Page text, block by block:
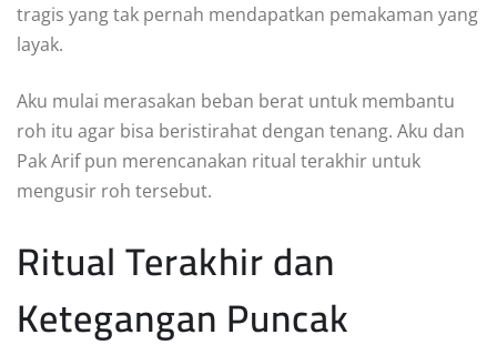
tragis yang tak pernah mendapatkan pemakaman yang
layak.
Aku mulai merasakan beban berat untuk membantu
roh itu agar bisa beristirahat dengan tenang. Aku dan
Pak Arif pun merencanakan ritual terakhir untuk
mengusir roh tersebut.
Ritual Terakhir dan
Ketegangan Puncak